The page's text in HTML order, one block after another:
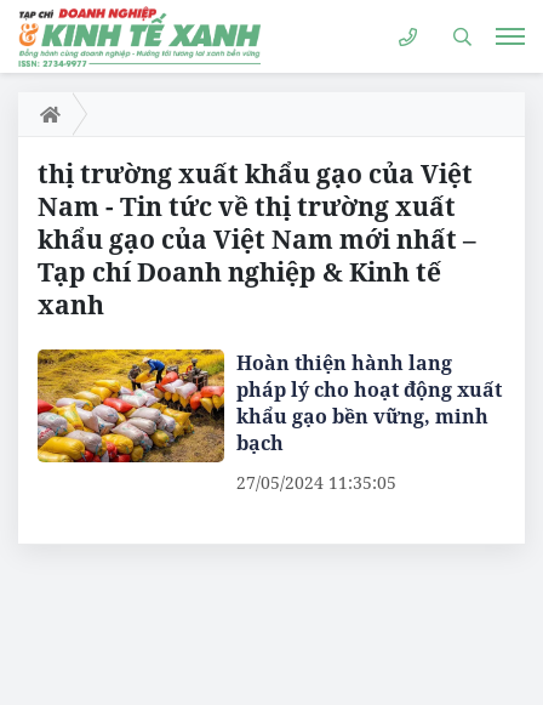
thị trường xuất khẩu gạo của Việt
Nam - Tin tức về thị trường xuất
khẩu gạo của Việt Nam mới nhất –
Tạp chí Doanh nghiệp & Kinh tế
xanh
Hoàn thiện hành lang
pháp lý cho hoạt động xuất
khẩu gạo bền vững, minh
bạch
27/05/2024 11:35:05